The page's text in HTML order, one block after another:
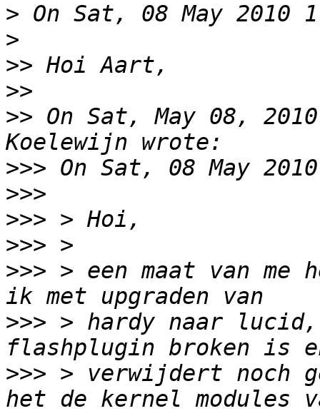
>
>
>>
>>
>> On Sat, May 08,
>>>
>>>
>>>
>>>
>>> > een maat van me
>>> > hardy naar
>>> > verwijdert noch